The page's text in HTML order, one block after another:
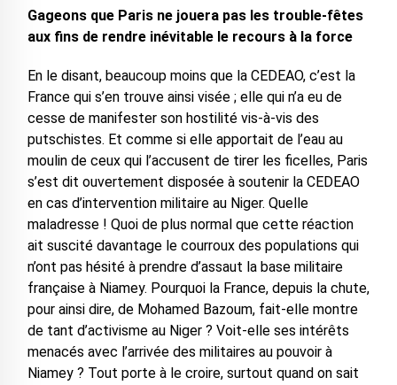
Gageons que Paris ne jouera pas les trouble-fêtes
aux fins de rendre inévitable le recours à la force
En le disant, beaucoup moins que la CEDEAO, c’est la
France qui s’en trouve ainsi visée ; elle qui n’a eu de
cesse de manifester son hostilité vis-à-vis des
putschistes. Et comme si elle apportait de l’eau au
moulin de ceux qui l’accusent de tirer les ficelles, Paris
s’est dit ouvertement disposée à soutenir la CEDEAO
en cas d’intervention militaire au Niger. Quelle
maladresse ! Quoi de plus normal que cette réaction
ait suscité davantage le courroux des populations qui
n’ont pas hésité à prendre d’assaut la base militaire
française à Niamey. Pourquoi la France, depuis la chute,
pour ainsi dire, de Mohamed Bazoum, fait-elle montre
de tant d’activisme au Niger ? Voit-elle ses intérêts
menacés avec l’arrivée des militaires au pouvoir à
Niamey ? Tout porte à le croire, surtout quand on sait